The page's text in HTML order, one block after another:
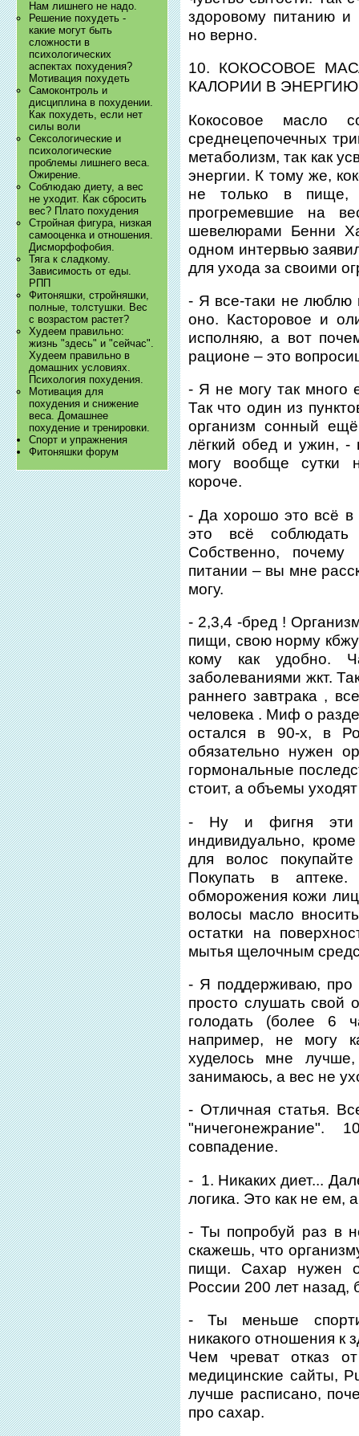
Нам лишнего не надо.
Решение похудеть -
какие могут быть
сложности в
психологических
аспектах похудения?
Мотивация похудеть
Самоконтроль и
дисциплина в похудении.
Как похудеть, если нет
силы воли
Сексологические и
психологические
проблемы лишнего веса.
Ожирение.
Соблюдаю диету, а вес
не уходит. Как сбросить
вес? Плато похудения
Стройная фигура, низкая
самооценка и отношения.
Дисморфофобия.
Тяга к сладкому.
Зависимость от еды.
РПП
Фитоняшки, стройняшки,
полные, толстушки. Вес
с возрастом растет?
Худеем правильно:
жизнь "здесь" и "сейчас".
Худеем правильно в
домашних условиях.
Психология похудения.
​Мотивация для
похудения и снижение
веса. Домашнее
похудение и тренировки.
Спорт и упражнения
Фитоняшки форум
здоровому питанию и
но верно.
10. КОКОСОВОЕ
КАЛОРИИ В ЭНЕРГИЮ
Кокосовое масло
среднецепочечных
метаболизм, так как
энергии. К тому же,
не только в
прогремевшие на
шевелюрами Бенни
одном интервью
для ухода за своими
- Я все-таки не люблю
оно. Касторовое и
исполняю, а вот
рационе – это
- Я не могу так много
Так что один из
организм сонный
лёгкий обед и ужин,
могу вообще сутки
короче.
- Да хорошо это всё в
это всё
Собственно,
питании – вы мне
могу.
- 2,3,4 -бред !
пищи, свою норму
кому как удобно.
заболеваниями жкт.
раннего завтрака ,
человека . Миф о
остался в 90-х, в
обязательно нужен
гормональные
стоит, а объемы
- Ну и фигня эти
индивидуально,
для волос
Покупать в
обморожения кожи
волосы масло
остатки на
мытья щелочным
- Я поддерживаю, про
просто слушать свой
голодать (более 6
например, не могу
худелось мне
занимаюсь, а вес не
- Отличная статья.
совпадение.
- 1. Никаких диет...
логика. Это как не ем,
- Ты попробуй раз в
скажешь, что
пищи. Сахар нужен
России 200 лет назад,
- Ты меньше
никакого отношения к
Чем чреват отказ
медицинские сайты,
лучше расписано,
про сахар.